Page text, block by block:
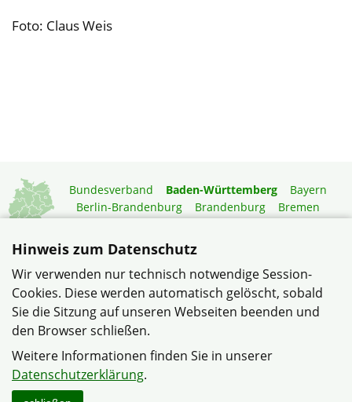
Foto: Claus Weis
Bundesverband Baden-Württemberg
Bayern
Berlin-Brandenburg
Brandenburg
Bremen
Niedersachsen
Rheinland-Pfalz
Saarland
Sachsen-Anhalt
Schleswig-Holstein
Thüringen
Mitgliedermagazin
Gartenberatung
© Verband Wohneigentum Heinsheim/Bad Rappenau im
Verband Wohneigentum Baden-Württemberg e.V.
Datenschutzerklärung
Hinweis zum Datenschutz
Wir verwenden nur technisch notwendige Session-
Cookies. Diese werden automatisch gelöscht, sobald
Sie die Sitzung auf unseren Webseiten beenden und
den Browser schließen.
Weitere Informationen finden Sie in unserer
Datenschutzerklärung.